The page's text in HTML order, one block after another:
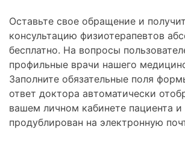
Оставьте свое обращение и
консультацию физиотерапевтов
бесплатно. На вопросы
профильные врачи нашего
Заполните обязательные поля
ответ доктора автоматически
вашем личном кабинете пациента и
продублирован на электронную